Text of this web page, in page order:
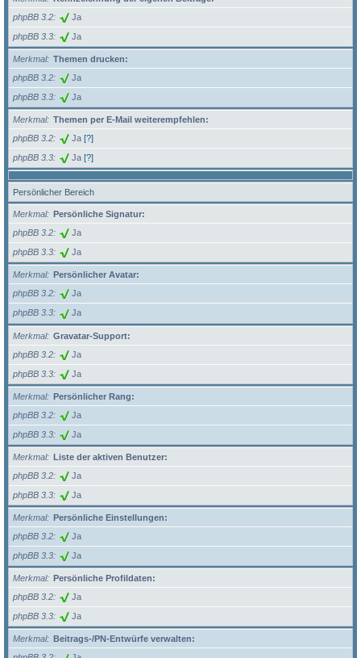
phpBB 3.2
Ja
phpBB 3.3 Ja
Merkmal
Themen drucken:
phpBB 3.2
Ja
phpBB 3.3 Ja
Merkmal
Themen per E-Mail weiterempfehlen:
phpBB 3.2
Ja [?]
phpBB 3.3 Ja [?]
Persönlicher Bereich
Merkmal
Persönliche Signatur:
phpBB 3.2
Ja
phpBB 3.3 Ja
Merkmal
Persönlicher Avatar:
phpBB 3.2
Ja
phpBB 3.3 Ja
Merkmal
Gravatar-Support:
phpBB 3.2
Ja
phpBB 3.3 Ja
Merkmal
Persönlicher Rang:
phpBB 3.2
Ja
phpBB 3.3 Ja
Merkmal
Liste der aktiven Benutzer:
phpBB 3.2
Ja
phpBB 3.3 Ja
Merkmal
Persönliche Einstellungen:
phpBB 3.2
Ja
phpBB 3.3 Ja
Merkmal
Persönliche Profildaten:
phpBB 3.2
Ja
phpBB 3.3 Ja
Merkmal
Beitrags-/PN-Entwürfe verwalten: